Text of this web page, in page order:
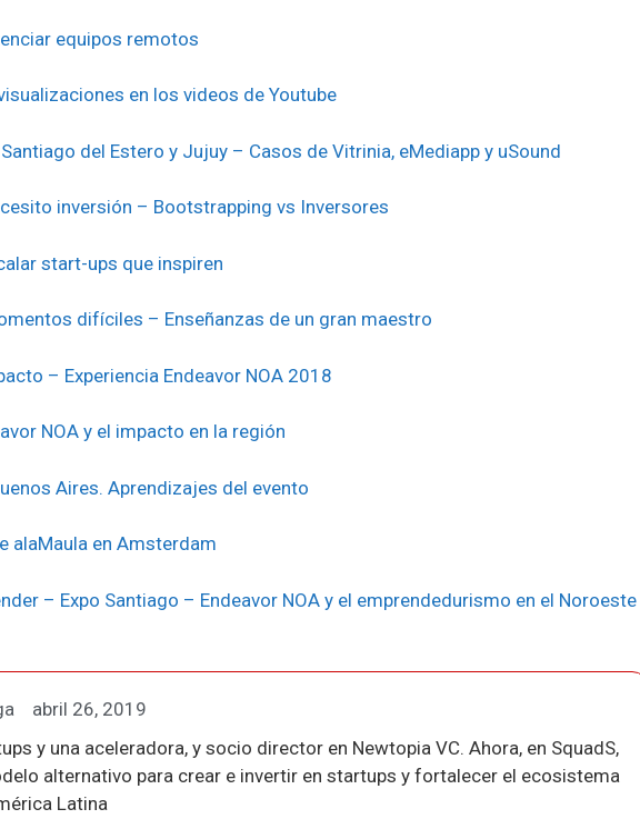
equipos remotos
en los videos de Youtube
del Estero y Jujuy – Casos de Vitrinia, eMediapp y uSound
inversión – Bootstrapping vs Inversores
start-ups que inspiren
difíciles – Enseñanzas de un gran maestro
– Experiencia Endeavor NOA 2018
NOA y el impacto en la región
Aires. Aprendizajes del evento
alaMaula en Amsterdam
– Expo Santiago – Endeavor NOA y el emprendedurismo en el Noroeste
abril 26, 2019
y una aceleradora, y socio director en Newtopia VC. Ahora, en SquadS,
alternativo para crear e invertir en startups y fortalecer el ecosistema
Latina